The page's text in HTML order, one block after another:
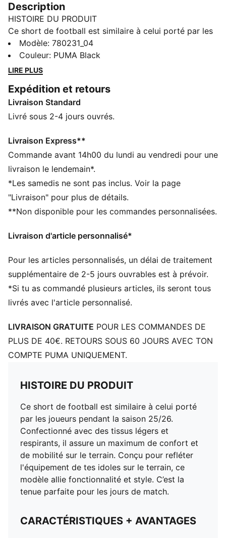
Description
HISTOIRE DU PRODUIT
Ce short de football est similaire à celui porté par les
joueurs pendant la saison 25/26. Confectionné avec
des tissus légers et respirants, il assure un maximum
de confort et de mobilité sur le terrain. Conçu pour
modèle allie fonctionnalité et style. C’est la tenue
parfaite pour les jours de match.
CARACTÉRISTIQUES + AVANTAGES
l’humidité de votre peau et vous aide à rester au sec
et à l’aise durant l’exercice
Dans le cadre du programme RE:FIBRE, ce produit est
partir de déchets textiles et d’autres matériaux usagés
DÉTAILS
Coupe : Régulière
Longueur : Au-dessus des genoux
Modèle porté par les joueurs pendant la saison 25/26
Logos du club et PUMA
PUMA Enfant et Adolescent : recommandé pour les
enfants âgés de 8 à 16 ans
Modèle: 780231_04
Couleur: PUMA Black
LIRE PLUS
Expédition et retours
Livraison Standard
Livré sous 2-4 jours ouvrés.
Livraison Express**
Commande avant 14h00 du lundi au vendredi pour une
livraison le lendemain*.
*Les samedis ne sont pas inclus. Voir la page
"Livraison" pour plus de détails.
**Non disponible pour les commandes personnalisées.
Livraison d'article personnalisé*
Pour les articles personnalisés, un délai de traitement
supplémentaire de 2-5 jours ouvrables est à prévoir.
*Si tu as commandé plusieurs articles, ils seront tous
livrés avec l'article personnalisé.
LIVRAISON GRATUITE POUR LES COMMANDES DE
PLUS DE 40€. RETOURS SOUS 60 JOURS AVEC TON
COMPTE PUMA UNIQUEMENT.
HISTOIRE DU PRODUIT
Ce short de football est similaire à celui porté
par les joueurs pendant la saison 25/26.
Confectionné avec des tissus légers et
respirants, il assure un maximum de confort et
de mobilité sur le terrain. Conçu pour refléter
l'équipement de tes idoles sur le terrain, ce
modèle allie fonctionnalité et style. C’est la
tenue parfaite pour les jours de match.
CARACTÉRISTIQUES + AVANTAGES